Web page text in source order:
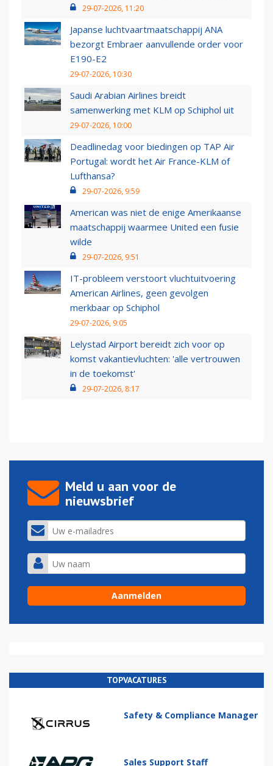
29-07-2026, 11:20
Japanse luchtvaartmaatschappij ANA
bezorgt Embraer aanvullende order voor
E190-E2
29-07-2026, 10:30
Saudi Arabian Airlines breidt
samenwerking met KLM op Schiphol uit
29-07-2026, 10:00
Deadlinedag voor biedingen op TAP Air
Portugal: wordt het Air France-KLM of
Lufthansa?
29-07-2026, 9:59
American was niet de enige Amerikaanse
maatschappij waarmee United een fusie
wilde
29-07-2026, 9:51
IT-probleem verstoort vluchtuitvoering
American Airlines, geen gevolgen
merkbaar op Schiphol
29-07-2026, 9:05
Lelystad Airport bereidt zich voor op
komst vakantievluchten: 'alle vertrouwen
in de toekomst'
29-07-2026, 8:17
Meld u aan voor de
nieuwsbrief
TOPVACATURES
Safety & Compliance Manager
Sales Support Staff